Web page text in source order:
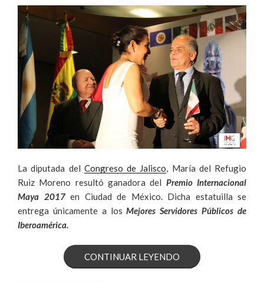
La diputada del Congreso de Jalisco, María del Refugio
Ruiz Moreno resultó ganadora del Premio Internacional
Maya 2017en Ciudad de México. Dicha estatuilla se
entrega únicamente a losMejores Servidores Públicos de
Iberoamérica.
CONTINUAR LEYENDO«MARÍA